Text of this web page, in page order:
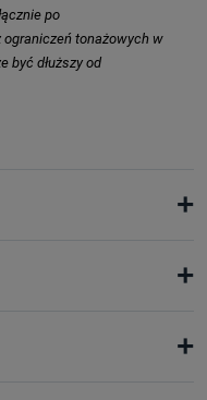
po
ograniczeń tonażowych w
być dłuższy od
+
+
+